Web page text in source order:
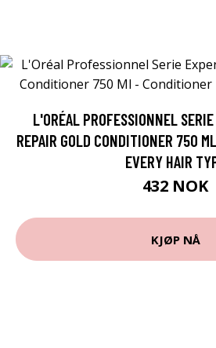
L'ORÉAL PROFESSIONNEL
REPAIR GOLD CONDITIONER 750
EVERY HAIR
432 NOK
KJØP NÅ